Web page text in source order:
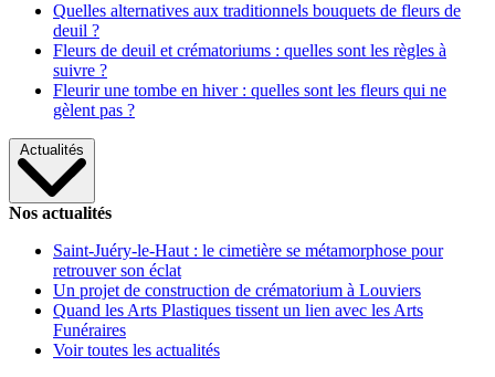
Quelles alternatives aux traditionnels bouquets de fleurs de
deuil ?
Fleurs de deuil et crématoriums : quelles sont les règles à
suivre ?
Fleurir une tombe en hiver : quelles sont les fleurs qui ne
gèlent pas ?
Actualités
Nos actualités
Saint-Juéry-le-Haut : le cimetière se métamorphose pour
retrouver son éclat
Un projet de construction de crématorium à Louviers
Quand les Arts Plastiques tissent un lien avec les Arts
Funéraires
Voir toutes les actualités